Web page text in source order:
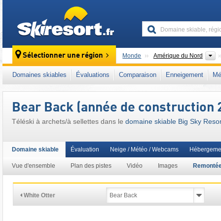
Sélectionner une région Monde Amérique du Nord
Ce domaine skiable se situe aussi dans :
Rocheuses
Ikon Pass Ouest américain
Domaines skiables Évaluations Comparaison Enneigement
Bear Back (année de construction
Téléski à archets/à sellettes dans le domaine skiable Big Sky
Domaine skiable
Vue d'ensemble Plan des pistes Vidéo Images
Évaluation Neige / Météo / Webcams
White Otter